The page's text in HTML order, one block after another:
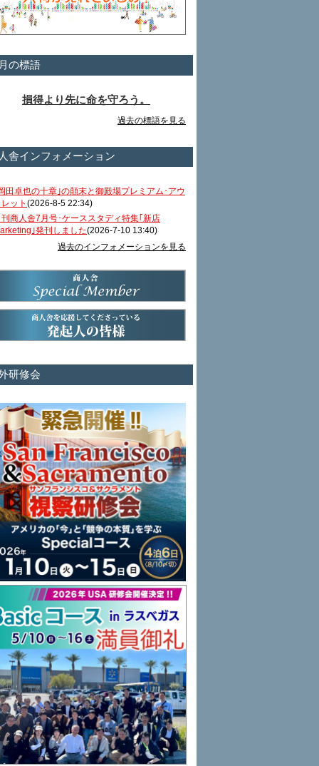
の標語
損得より先に命を守ろう。
過去の標語を見る
舎インフォメーション
田卓也の十章｣の顛末と御殿場プレミアム･アウ
ット (2026-8-5 22:34)
商人舎7月号･ケーススタディ特集｢新店
｣発刊しました(2026-7-10 13:40)
過去のインフォメーションを見る
研修会